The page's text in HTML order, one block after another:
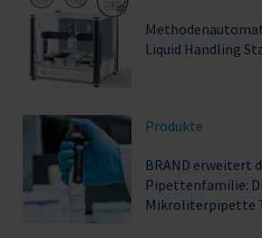
Liquid Handling
Produkte
BRAND erweitert
Pipettenfamilie:
Mikroliterpipette